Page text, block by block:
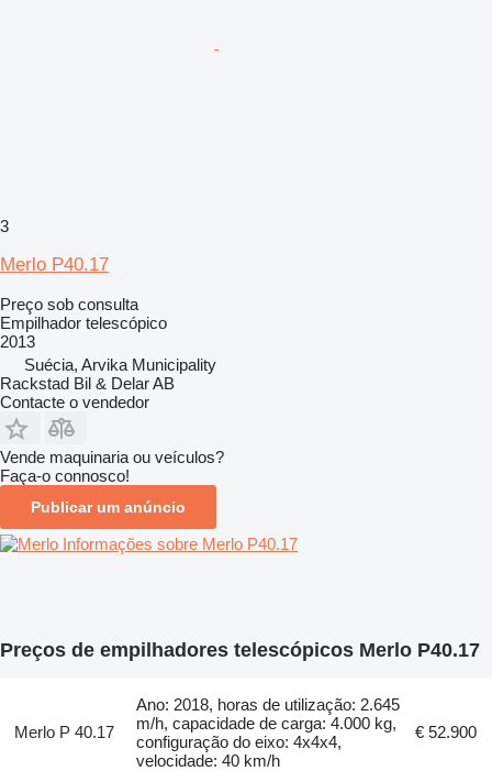
3
Merlo P40.17
Preço sob consulta
Empilhador telescópico
2013
Suécia, Arvika Municipality
Rackstad Bil & Delar AB
Contacte o vendedor
Vende maquinaria ou veículos?
Faça-o connosco!
Publicar um anúncio
Informações sobre Merlo P40.17
Preços de empilhadores telescópicos Merlo P40.17
Merlo P 40.17
Ano: 2018, horas de utilização: 2.645
m/h, capacidade de carga: 4.000 kg,
configuração do eixo: 4x4x4,
velocidade: 40 km/h
€ 52.900